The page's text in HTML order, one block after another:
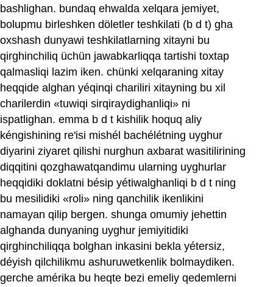
bashlighan. bundaq ehwalda xelqara jemiyet,
bolupmu birleshken döletler teshkilati (b d t) gha
‍oxshash dunyawi teshkilatlarning xitayni bu
qirghinchiliq üchün jawabkarliqqa tartishi toxtap
qalmasliqi lazim iken. chünki xelqaraning xitay
heqqide alghan yéqinqi chariliri xitayning bu xil
charilerdin «tuwiqi sirqiraydighanliqi» ni
ispatlighan. emma b d t kishilik hoquq aliy
kéngishining re'isi mishél bachélétning uyghur
diyarini ziyaret qilishi nurghun axbarat wasitilirining
diqqitini qozghawatqandimu ularning uyghurlar
heqqidiki doklatni bésip yétiwalghanliqi b d t ning
bu mesilidiki «roli» ning qanchilik ikenlikini
namayan qilip bergen. shunga omumiy jehettin
alghanda dunyaning uyghur jemiyitidiki
qirghinchiliqqa bolghan inkasini bekla yétersiz,
déyish qilchilikmu ashuruwetkenlik bolmaydiken.
gerche amérika bu heqte bezi emeliy qedemlerni